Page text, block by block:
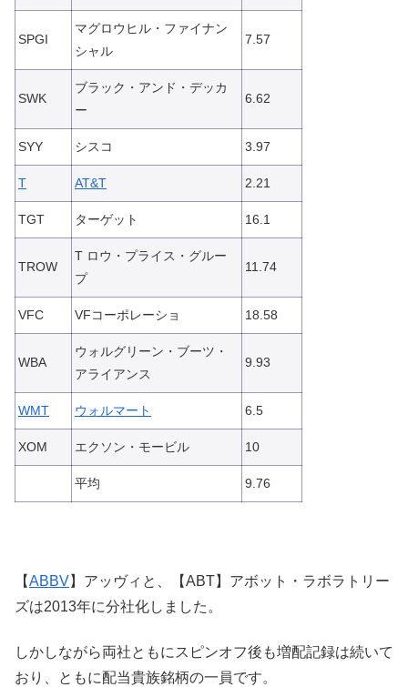
SPGI
マグロウヒル・ファイナン
シャル
7.57
SWK
ブラック・アンド・デッカ
ー
6.62
SYY シスコ 3.97
T AT&T 2.21
TGT ターゲット 16.1
TROW
T ロウ・プライス・グルー
プ
11.74
VFC VFコーポレーショ 18.58
WBA
ウォルグリーン・ブーツ・
アライアンス
9.93
WMT ウォルマート 6.5
XOM エクソン・モービル 10
平均 9.76
【ABBV】アッヴィと、【ABT】アボット・ラボラトリー
ズは2013年に分社化しました。
しかしながら両社ともにスピンオフ後も増配記録は続いて
おり、ともに配当貴族銘柄の一員です。